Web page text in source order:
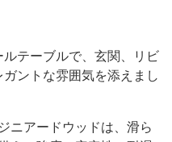
テーブルで、玄関、リビ
ントな雰囲気を添えまし
ニアードウッドは、滑ら